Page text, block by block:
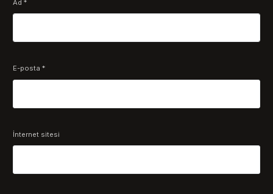
Ad*
E-posta*
İnternet sitesi